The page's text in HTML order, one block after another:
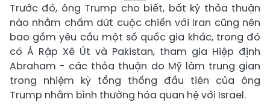
Trước đó, ông Trump cho biết, bất kỳ thỏa thuận
nào nhằm chấm dứt cuộc chiến với Iran cũng nên
bao gồm yêu cầu một số quốc gia khác, trong đó
có Ả Rập Xê Út và Pakistan, tham gia Hiệp định
Abraham - các thỏa thuận do Mỹ làm trung gian
trong nhiệm kỳ tổng thống đầu tiên của ông
Trump nhằm bình thường hóa quan hệ với Israel.